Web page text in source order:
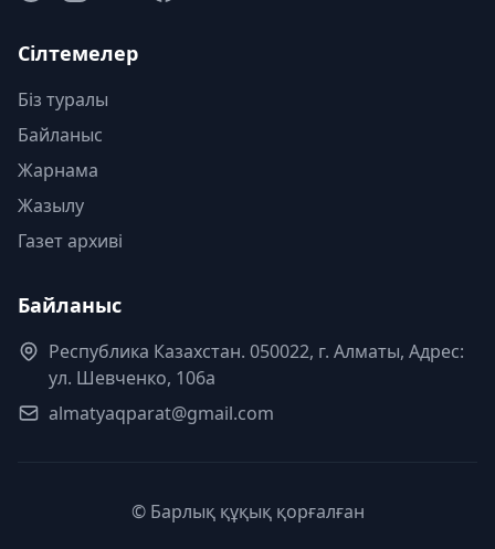
Сілтемелер
Біз туралы
Байланыс
Жарнама
Жазылу
Газет архиві
Байланыс
Республика Казахстан. 050022, г. Алматы, Адрес:
ул. Шевченко, 106а
almatyaqparat@gmail.com
© Барлық құқық қорғалған